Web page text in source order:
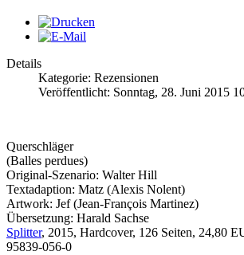
Details
Kategorie: Rezensionen
Veröffentlicht: Sonntag, 28. Juni 2015
Querschläger
(Balles perdues)
Original-Szenario: Walter Hill
Textadaption: Matz (Alexis Nolent)
Artwork: Jef (Jean-François Martinez)
Übersetzung: Harald Sachse
Splitter, 2015, Hardcover, 126 Seiten, 24,80
95839-056-0